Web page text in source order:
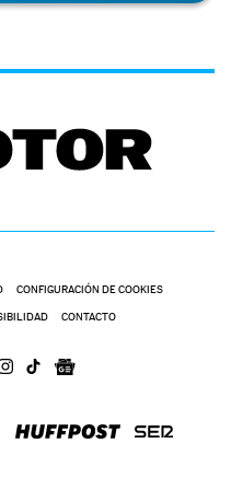
CONFIGURACIÓN DE COOKIES
CONTACTO